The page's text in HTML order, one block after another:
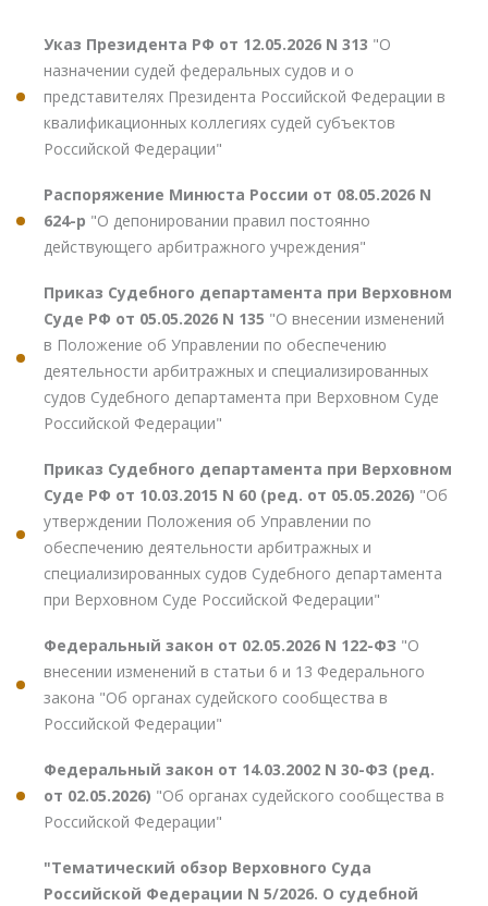
Указ Президента РФ от 12.05.2026 N 313 "О
назначении судей федеральных судов и о
представителях Президента Российской Федерации в
квалификационных коллегиях судей субъектов
Российской Федерации"
Распоряжение Минюста России от 08.05.2026 N
624-р "О депонировании правил постоянно
действующего арбитражного учреждения"
Приказ Судебного департамента при Верховном
Суде РФ от 05.05.2026 N 135 "О внесении изменений
в Положение об Управлении по обеспечению
деятельности арбитражных и специализированных
судов Судебного департамента при Верховном Суде
Российской Федерации"
Приказ Судебного департамента при Верховном
Суде РФ от 10.03.2015 N 60 (ред. от 05.05.2026) "Об
утверждении Положения об Управлении по
обеспечению деятельности арбитражных и
специализированных судов Судебного департамента
при Верховном Суде Российской Федерации"
Федеральный закон от 02.05.2026 N 122-ФЗ "О
внесении изменений в статьи 6 и 13 Федерального
закона "Об органах судейского сообщества в
Российской Федерации"
Федеральный закон от 14.03.2002 N 30-ФЗ (ред.
от 02.05.2026) "Об органах судейского сообщества в
Российской Федерации"
"Тематический обзор Верховного Суда
Российской Федерации N 5/2026. О судебной